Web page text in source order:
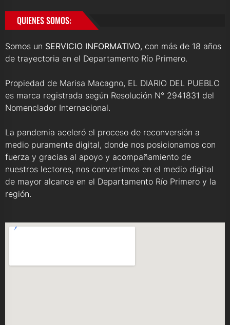
QUIENES SOMOS:
Somos un SERVICIO INFORMATIVO, con más de 18 años
de trayectoria en el Departamento Río Primero.
Propiedad de Marisa Macagno, EL DIARIO DEL PUEBLO
es marca registrada según Resolución N° 2941831 del
Nomenclador Internacional.
La pandemia aceleró el proceso de reconversión a
medio puramente digital, donde nos posicionamos con
fuerza y gracias al apoyo y acompañamiento de
nuestros lectores, nos convertimos en el medio digital
de mayor alcance en el Departamento Río Primero y la
región.